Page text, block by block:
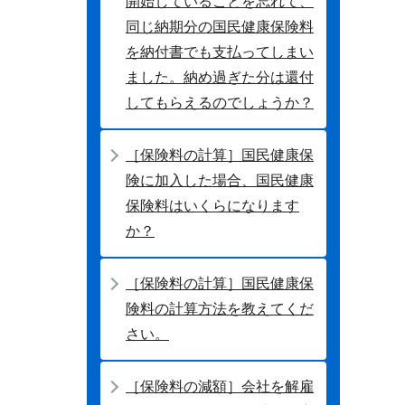
同じ納期分の国民健康保険料
を納付書でも支払ってしまい
ました。納め過ぎた分は還付
してもらえるのでしょうか？
［保険料の計算］国民健康保
険に加入した場合、国民健康
保険料はいくらになります
か？
［保険料の計算］国民健康保
険料の計算方法を教えてくだ
さい。
［保険料の減額］会社を解雇